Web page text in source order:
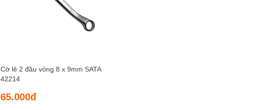
Cờ lê 2 đầu vòng 8 x 9mm SATA
42214
65.000đ